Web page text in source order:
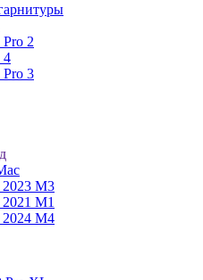
2
4
3
M3
M1
M4